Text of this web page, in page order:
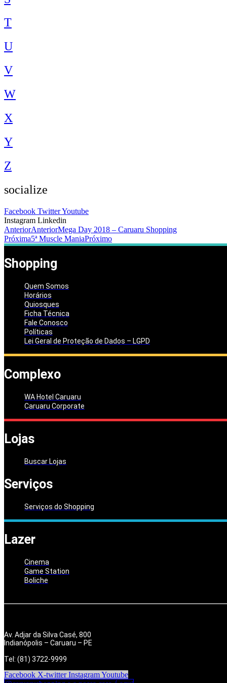
T
U
V
W
X
Y
Z
socialize
Facebook TwitterYoutube
Instagram Linkedin
AnteriorAnteriorMega Day 2018 – Caruaru Shopping
Próxima5ª Muscle ManiaPróximo
Shopping
Quem Somos
Horários
Quiosques
Ficha Técnica
Fale Conosco
Políticas
Lei Geral de Proteção de Dados – LGPD
Complexo
WA Hotel Caruaru
Caruaru Corporate
Lojas
Buscar Lojas
Serviços
Serviços do Shopping
Lazer
Cinema
Game Station
Boliche
Av. Adjar da Silva Casé, 800
Indianópolis – Caruaru – PE
Tel: (81) 3722-9999
Facebook X-twitter InstagramYoutube